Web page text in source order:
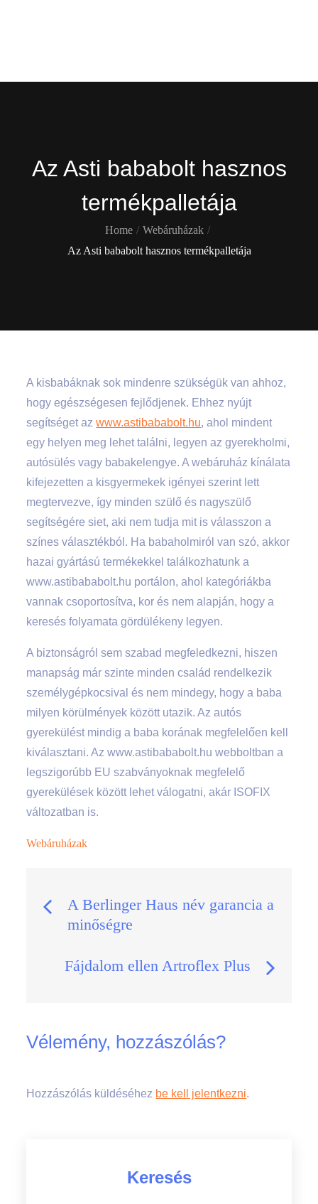
Az Asti bababolt hasznos
termékpalletája
Home
Webáruházak
Az Asti bababolt hasznos termékpalletája
A kisbabáknak sok mindenre szükségük van ahhoz,
hogy egészségesen fejlődjenek. Ehhez nyújt
segítséget azwww.astibababolt.hu, ahol mindent
egy helyen meg lehet találni, legyen az gyerekholmi,
autósülés vagy babakelengye. A webáruház kínálata
kifejezetten a kisgyermekek igényei szerint lett
megtervezve, így minden szülő és nagyszülő
segítségére siet, aki nem tudja mit is válasszon a
színes választékból. Ha babaholmiról van szó, akkor
hazai gyártású termékekkel találkozhatunk a
www.astibababolt.hu portálon, ahol kategóriákba
vannak csoportosítva, kor és nem alapján, hogy a
keresés folyamata gördülékeny legyen.
A biztonságról sem szabad megfeledkezni, hiszen
manapság már szinte minden család rendelkezik
személygépkocsival és nem mindegy, hogy a baba
milyen körülmények között utazik. Az autós
gyerekülést mindig a baba korának megfelelően kell
kiválasztani. Az www.astibababolt.hu webboltban a
legszigorúbb EU szabványoknak megfelelő
gyerekülések között lehet válogatni, akár ISOFIX
változatban is.
Webáruházak
Bejegyzés
navigáció
A Berlinger Haus név garancia a
minőségre
Fájdalom ellen Artroflex Plus
Vélemény, hozzászólás?
Hozzászólás küldéséhez be kell jelentkezni.
Keresés